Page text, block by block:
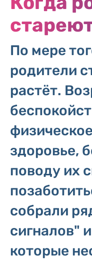
По мере
родители
растёт.
здоровье,
поводу их
собрали
сигналов"
которые